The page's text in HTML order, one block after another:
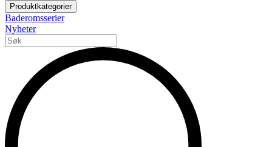
Produktkategorier
Baderomsserier
Nyheter